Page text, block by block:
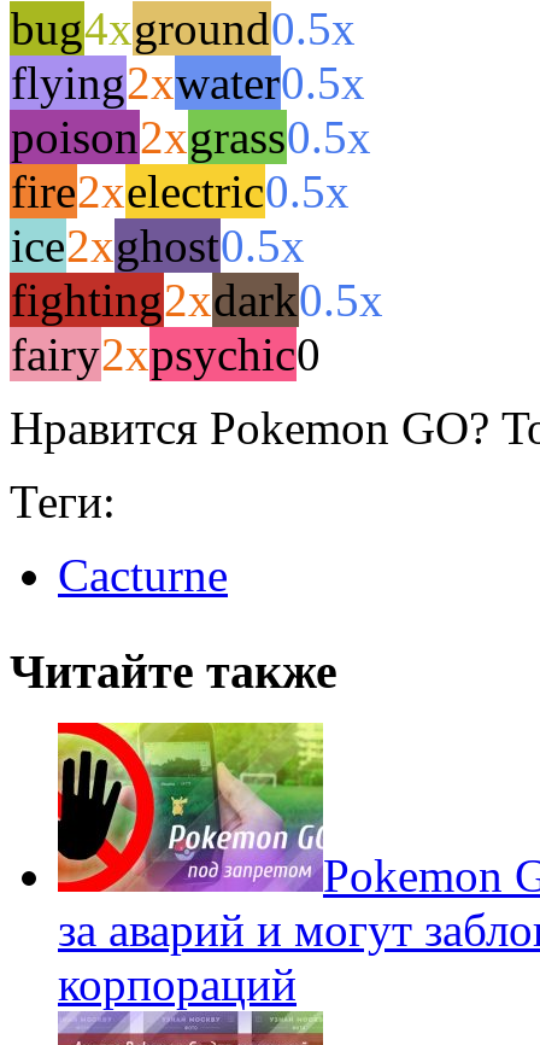
bug4xground0.5x
flying2xwater0.5x
poison2xgrass0.5x
fire2xelectric0.5x
ice2xghost0.5x
fighting2xdark0.5x
fairy2xpsychic0
Нравится Pokemon GO?
Теги:
Cacturne
Читайте также
Pokеmon
за аварий и могут
корпораций